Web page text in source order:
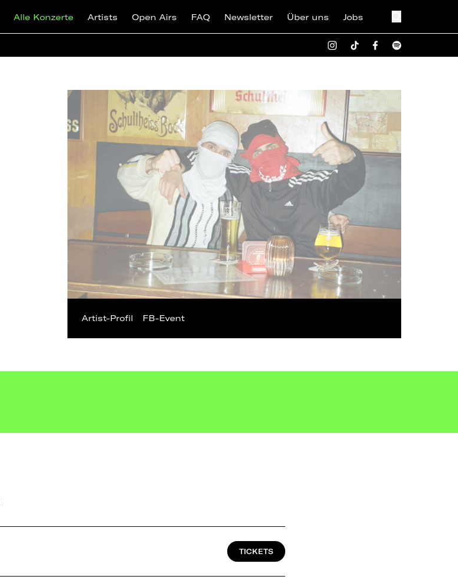
Alle Konzerte Artists Open Airs FAQ Newsletter Über uns Jobs
Artist-Profil FB-Event
TICKETS